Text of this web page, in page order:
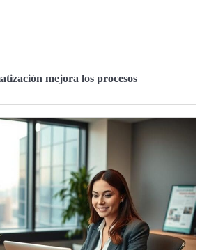
mejora los procesos